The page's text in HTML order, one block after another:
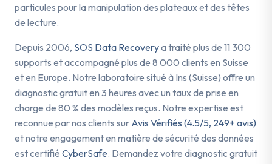
particules pour la manipulation des plateaux et des têtes
de lecture.
Depuis 2006, SOS Data Recoverya traité plus de 11 300
supports et accompagné plus de 8 000 clients en Suisse
et en Europe. Notre laboratoire situé à Ins (Suisse) offre un
diagnostic gratuit en 3 heures avec un taux de prise en
charge de 80 % des modèles reçus. Notre expertise est
reconnue par nos clients sur Avis Vérifiés (4.5/5, 249+ avis)
et notre engagement en matière de sécurité des données
est certifié CyberSafe. Demandez votre diagnostic gratuit